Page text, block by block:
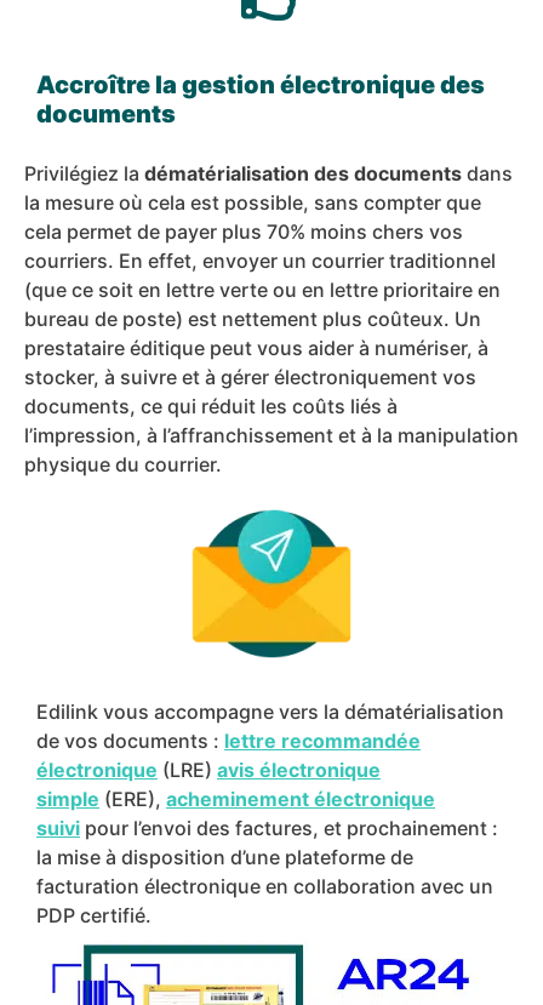
Accroître la gestion électronique des
documents
Privilégiez la dématérialisation des documents dans
la mesure où cela est possible, sans compter que
cela permet de payer plus 70% moins chers vos
courriers. En effet, envoyer un courrier traditionnel
(que ce soit en lettre verte ou en lettre prioritaire en
bureau de poste) est nettement plus coûteux. Un
prestataire éditique peut vous aider à numériser, à
stocker, à suivre et à gérer électroniquement vos
documents, ce qui réduit les coûts liés à
l’impression, à l’affranchissement et à la manipulation
physique du courrier.
Edilink vous accompagne vers la dématérialisation
de vos documents : lettre recommandée
électronique (LRE) avis électronique
simple (ERE), acheminement électronique
suivi pour l’envoi des factures, et prochainement :
la mise à disposition d’une plateforme de
facturation électronique en collaboration avec un
PDP certifié.